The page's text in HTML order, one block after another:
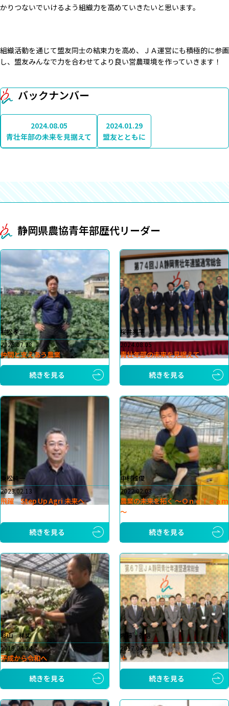
かりつないでいけるよう組織力を高めていきたいと思います。
組織活動を通じて盟友同士の結束力を高め、ＪＡ運営にも積極的に参画
し、盟友みんなで力を合わせてより良い営農環境を作っていきます！
バックナンバー
2024.08.05
青壮年部の未来を見据えて
2024.01.29
盟友とともに
静岡県農協青年部歴代リーダー
村松孝三
2025.07.28
仲間と支えあう農業
続きを見る
桜井亮平
2024.08.05
青壮年部の未来を見据えて
続きを見る
乗松純一
2023.02.13
飛躍 Step Up Agri 未来へ
続きを見る
中村雅俊
2022.02.03
農業の未来を拓く ～ＯｎｅＴｅａｍ
～
続きを見る
杉山 祥丈
2019.04.24
平成から令和へ
続きを見る
内藤 善信
2017.04.25
＋
続きを見る